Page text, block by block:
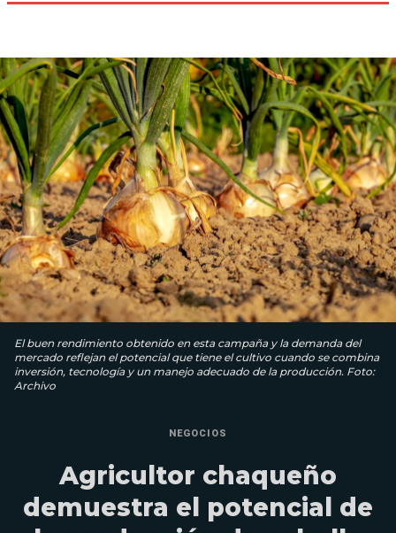
El buen rendimiento obtenido en esta campaña y la demanda del
mercado reflejan el potencial que tiene el cultivo cuando se combina
inversión, tecnología y un manejo adecuado de la producción. Foto:
Archivo
NEGOCIOS
Agricultor chaqueño
demuestra el potencial de